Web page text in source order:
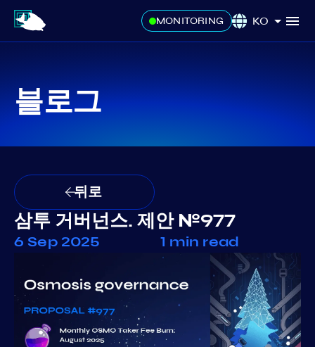
MONITORING KO
블로그
뒤로
삼투 거버넌스. 제안 №977
6 Sep 2025 1 min read